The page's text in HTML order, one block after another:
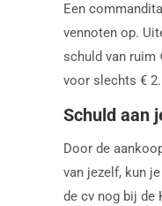
Een
vennoten op.
schuld van ruim
voor slechts €
Schuld aan
Door de
van jezelf, kun
de cv nog bij de